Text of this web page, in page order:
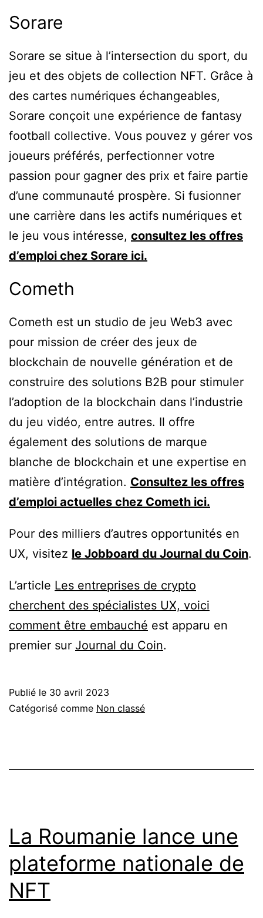
Sorare
Sorare se situe à l’intersection du sport, du
jeu et des objets de collection NFT. Grâce à
des cartes numériques échangeables,
Sorare conçoit une expérience de fantasy
football collective. Vous pouvez y gérer vos
joueurs préférés, perfectionner votre
passion pour gagner des prix et faire partie
d’une communauté prospère. Si fusionner
une carrière dans les actifs numériques et
le jeu vous intéresse, consultez les offres
d’emploi chez Sorare ici.
Cometh
Cometh est un studio de jeu Web3 avec
pour mission de créer des jeux de
blockchain de nouvelle génération et de
construire des solutions B2B pour stimuler
l’adoption de la blockchain dans l’industrie
du jeu vidéo, entre autres. Il offre
également des solutions de marque
blanche de blockchain et une expertise en
matière d’intégration. Consultez les offres
d’emploi actuelles chez Cometh ici.
Pour des milliers d’autres opportunités en
UX, visitez le Jobboard du Journal du Coin.
L’article Les entreprises de crypto
cherchent des spécialistes UX, voici
comment être embauché est apparu en
premier sur Journal du Coin.
Publié le 30 avril 2023
Catégorisé comme Non classé
La Roumanie lance une
plateforme nationale de
NFT